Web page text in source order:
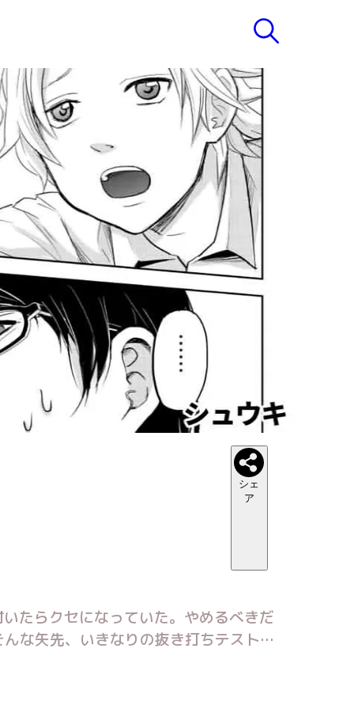
シェ
ア
たらクセになっていた。やめるべきだ
な矢先、いきなりの抜き打ちテストが